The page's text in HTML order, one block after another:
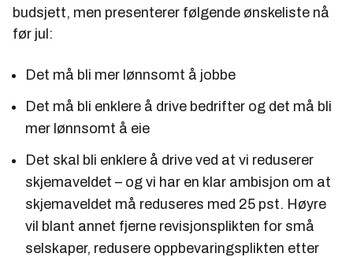
budsjett, men presenterer følgende ønskeliste nå
før jul:
Det må bli mer lønnsomt å jobbe
Det må bli enklere å drive bedrifter og det må bli
mer lønnsomt å eie
Det skal bli enklere å drive ved at vi reduserer
skjemaveldet – og vi har en klar ambisjon om at
skjemaveldet må reduseres med 25 pst. Høyre
vil blant annet fjerne revisjonsplikten for små
selskaper, redusere oppbevaringsplikten etter